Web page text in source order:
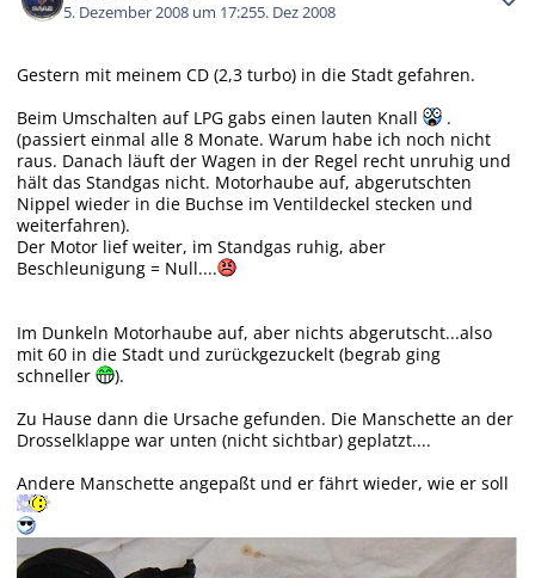
5. Dezember 2008 um 17:255. Dez 2008
Gestern mit meinem CD (2,3 turbo) in die Stadt gefahren.
Beim Umschalten auf LPG gabs einen lauten Knall
.
(passiert einmal alle 8 Monate. Warum habe ich noch nicht
raus. Danach läuft der Wagen in der Regel recht unruhig und
hält das Standgas nicht. Motorhaube auf, abgerutschten
Nippel wieder in die Buchse im Ventildeckel stecken und
weiterfahren).
Der Motor lief weiter, im Standgas ruhig, aber
Beschleunigung = Null....
Im Dunkeln Motorhaube auf, aber nichts abgerutscht...also
mit 60 in die Stadt und zurückgezuckelt (begrab ging
schneller
).
Zu Hause dann die Ursache gefunden. Die Manschette an der
Drosselklappe war unten (nicht sichtbar) geplatzt....
Andere Manschette angepaßt und er fährt wieder, wie er soll